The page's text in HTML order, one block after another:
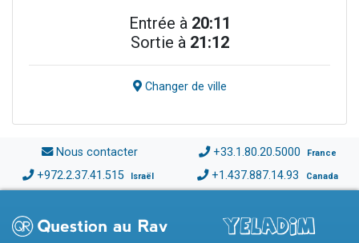
Entrée à 20:11
Sortie à 21:12
Changer de ville
Nous contacter +33.1.80.20.5000 France
+972.2.37.41.515 Israël +1.437.887.14.93 Canada